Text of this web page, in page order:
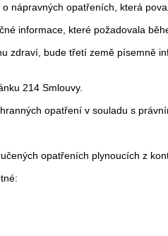
nápravných opatřeních, která
informace, které požadovala
zdraví, bude třetí země písemně
214 Smlouvy.
opatření v souladu s
opatřeních plynoucích z